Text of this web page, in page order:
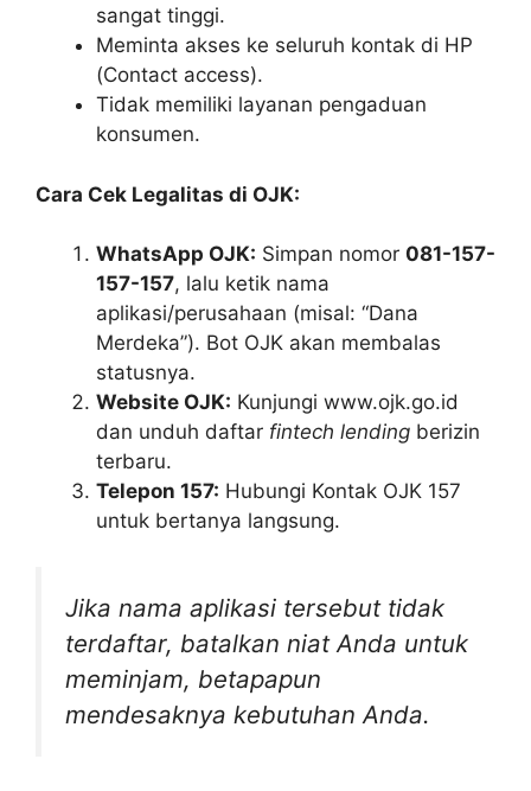
sangat tinggi.
Meminta akses ke seluruh kontak di HP
(Contact access).
Tidak memiliki layanan pengaduan
konsumen.
Cara Cek Legalitas di OJK:
WhatsApp OJK: Simpan nomor 081-157-
157-157, lalu ketik nama
aplikasi/perusahaan (misal: “Dana
Merdeka”). Bot OJK akan membalas
statusnya.
Website OJK: Kunjungi www.ojk.go.id
dan unduh daftar fintech lending berizin
terbaru.
Telepon 157: Hubungi Kontak OJK 157
untuk bertanya langsung.
Jika nama aplikasi tersebut tidak
terdaftar, batalkan niat Anda untuk
meminjam, betapapun
mendesaknya kebutuhan Anda.